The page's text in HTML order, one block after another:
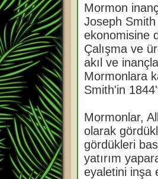
Mormon
Joseph Smith
ekonomisine
Çalışma ve
akıl ve
Mormonlara
Smith'in
Mormonlar,
olarak
gördükleri
yatırım
eyaletini inşa